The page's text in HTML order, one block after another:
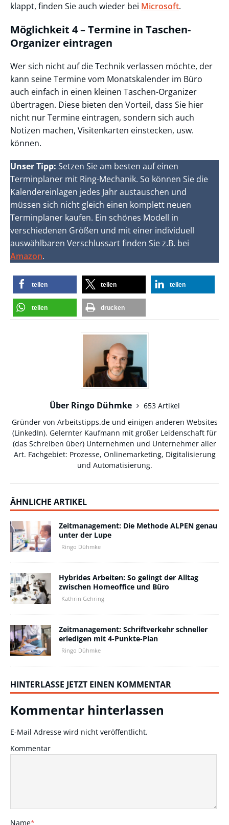
klappt, finden Sie auch wieder bei Microsoft.
Möglichkeit 4 – Termine in Taschen-
Organizer eintragen
Wer sich nicht auf die Technik verlassen möchte, der
kann seine Termine vom Monatskalender im Büro
auch einfach in einen kleinen Taschen-Organizer
übertragen. Diese bieten den Vorteil, dass Sie hier
nicht nur Termine eintragen, sondern sich auch
Notizen machen, Visitenkarten einstecken, usw.
können.
Unser Tipp: Setzen Sie am besten auf einen
Terminplaner mit Ring-Mechanik. So können Sie die
Kalendereinlagen jedes Jahr austauschen und
müssen sich nicht gleich einen komplett neuen
Terminplaner kaufen. Ein schönes Modell in
verschiedenen Größen und mit einer individuell
auswählbaren Verschlussart finden Sie z.B. bei
Amazon.
teilen teilen teilen
teilen drucken
Über Ringo Dühmke
653 Artikel
Gründer von Arbeitstipps.de und einigen anderen Websites
(LinkedIn). Gelernter Kaufmann mit großer Leidenschaft für
(das Schreiben über) Unternehmen und Unternehmer aller
Art. Fachgebiet: Prozesse, Onlinemarketing, Digitalisierung
und Automatisierung.
ÄHNLICHE ARTIKEL
Zeitmanagement: Die Methode ALPEN genau
unter der Lupe
Ringo Dühmke
Hybrides Arbeiten: So gelingt der Alltag
zwischen Homeoffice und Büro
Kathrin Gehring
Zeitmanagement: Schriftverkehr schneller
erledigen mit 4-Punkte-Plan
Ringo Dühmke
HINTERLASSE JETZT EINEN KOMMENTAR
Kommentar hinterlassen
E-Mail Adresse wird nicht veröffentlicht.
Kommentar
Name*